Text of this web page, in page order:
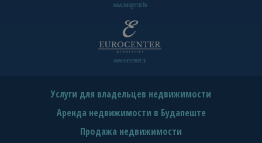
www.managerent.hu
www.eurocenter.hu
Услуги для владельцев недвижимости
Аренда недвижимости в Будапеште
Продажа недвижимости